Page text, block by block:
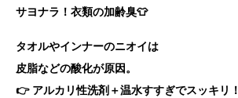
サヨナラ！衣類の加齢臭👕
タオルやインナーのニオイは
皮脂などの酸化が原因。
👉 アルカリ性洗剤＋温水すすぎでスッキリ！